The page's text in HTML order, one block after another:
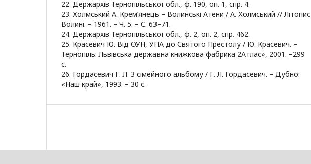
22. Держархів Тернопільської обл., ф. 190, оп. 1, спр. 4.
23. Холмський А. Крем’янець – Волинські Атени / А. Холмський // Літопис
Волині. – 1961. – Ч. 5. – С. 63–71.
24. Держархів Тернопільської обл., ф. 2, оп. 2, спр. 462.
25. Красевич Ю. Від ОУН, УПА до Святого Престолу / Ю. Красевич. –
Тернопіль: Львівська державна книжкова фабрика 2Атлас», 2001. –299
с.
26. Гордасевич Г. Л. З сімейного альбому / Г. Л. Гордасевич. – Дубно:
«Наш край», 1993. – 30 с.